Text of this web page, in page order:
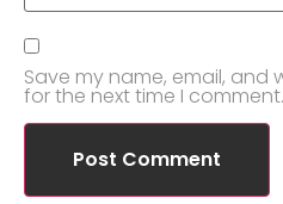
Save my name, email, and
for the next time I comment.